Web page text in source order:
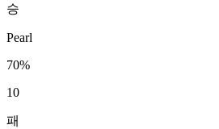
승
Pearl
70%
10
패